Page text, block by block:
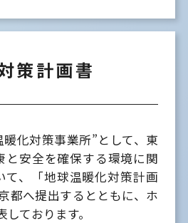
策計画書
化対策事業所”として、東
と安全を確保する環境に関
て、「地球温暖化対策計画
都へ提出するとともに、ホ
ております。